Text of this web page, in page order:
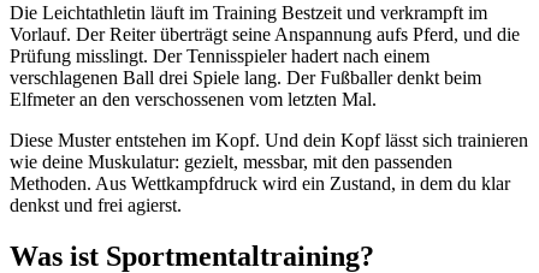
Die Leichtathletin läuft im Training Bestzeit und verkrampft im
Vorlauf. Der Reiter überträgt seine Anspannung aufs Pferd, und die
Prüfung misslingt. Der Tennisspieler hadert nach einem
verschlagenen Ball drei Spiele lang. Der Fußballer denkt beim
Elfmeter an den verschossenen vom letzten Mal.
Diese Muster entstehen im Kopf. Und dein Kopf lässt sich trainieren
wie deine Muskulatur: gezielt, messbar, mit den passenden
Methoden. Aus Wettkampfdruck wird ein Zustand, in dem du klar
denkst und frei agierst.
Was ist Sportmentaltraining?